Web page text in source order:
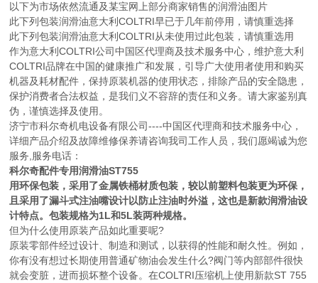
以下为市场依然流通及某宝网上部分商家销售的润滑油图片
此下列包装润滑油意大利COLTRI早已于几年前停用，请慎重选择
此下列包装润滑油意大利COLTRI从未使用过此包装，请慎重选用
作为意大利COLTRI公司中国区代理商及技术服务中心，维护意大利
COLTRI品牌在中国的健康推广和发展，引导广大使用者使用和购买
机器及耗材配件，保持原装机器的使用状态，排除产品的安全隐患，
保护消费者合法权益，是我们义不容辞的责任和义务。请大家鉴别真
伪，谨慎选择及使用。
济宁市科尔奇机电设备有限公司----中国区代理商和技术服务中心，
详细产品介绍及故障维修保养请咨询我司工作人员，我们愿竭诚为您
服务,服务电话：
科尔奇配件专用润滑油ST755
用环保包装，采用了金属铁桶材质包装，较以前塑料包装更为环保，
且采用了漏斗式注油嘴设计以防止注油时外溢，这也是新款润滑油设
计特点。包装规格为1L和5L装两种规格。
但为什么使用原装产品如此重要呢?
原装零部件经过设计、制造和测试，以获得的性能和耐久性。例如，
你有没有想过长期使用普通矿物油会发生什么?阀门等内部部件很快
就会变脏，进而损坏整个设备。在COLTRI压缩机上使用新款ST 755